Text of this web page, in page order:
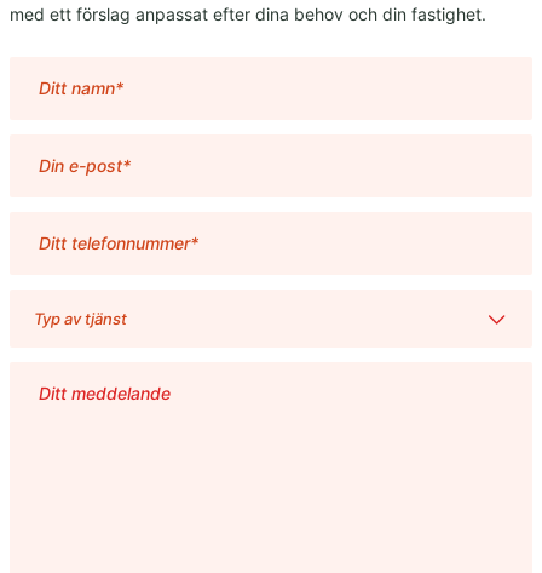
med ett förslag anpassat efter dina behov och din fastighet.
Typ av tjänst